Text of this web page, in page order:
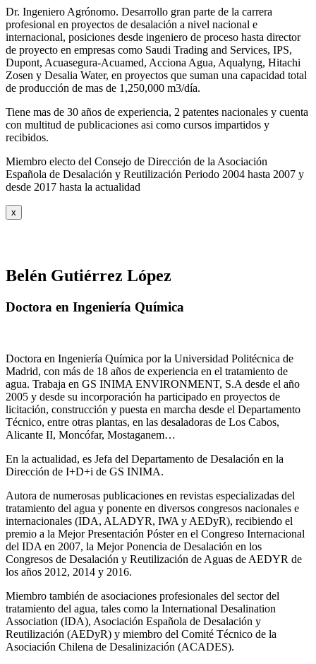
Dr. Ingeniero Agrónomo. Desarrollo gran parte de la carrera
profesional en proyectos de desalación a nivel nacional e
internacional, posiciones desde ingeniero de proceso hasta director
de proyecto en empresas como Saudi Trading and Services, IPS,
Dupont, Acuasegura-Acuamed, Acciona Agua, Aqualyng, Hitachi
Zosen y Desalia Water, en proyectos que suman una capacidad total
de producción de mas de 1,250,000 m3/día.
Tiene mas de 30 años de experiencia, 2 patentes nacionales y cuenta
con multitud de publicaciones asi como cursos impartidos y
recibidos.
Miembro electo del Consejo de Dirección de la Asociación
Española de Desalación y Reutilización Periodo 2004 hasta 2007 y
desde 2017 hasta la actualidad
x
Belén Gutiérrez López
Doctora en Ingeniería Química
Doctora en Ingeniería Química por la Universidad Politécnica de
Madrid, con más de 18 años de experiencia en el tratamiento de
agua. Trabaja en GS INIMA ENVIRONMENT, S.A desde el año
2005 y desde su incorporación ha participado en proyectos de
licitación, construcción y puesta en marcha desde el Departamento
Técnico, entre otras plantas, en las desaladoras de Los Cabos,
Alicante II, Moncófar, Mostaganem…
En la actualidad, es Jefa del Departamento de Desalación en la
Dirección de I+D+i de GS INIMA.
Autora de numerosas publicaciones en revistas especializadas del
tratamiento del agua y ponente en diversos congresos nacionales e
internacionales (IDA, ALADYR, IWA y AEDyR), recibiendo el
premio a la Mejor Presentación Póster en el Congreso Internacional
del IDA en 2007, la Mejor Ponencia de Desalación en los
Congresos de Desalación y Reutilización de Aguas de AEDYR de
los años 2012, 2014 y 2016.
Miembro también de asociaciones profesionales del sector del
tratamiento del agua, tales como la International Desalination
Association (IDA), Asociación Española de Desalación y
Reutilización (AEDyR) y miembro del Comité Técnico de la
Asociación Chilena de Desalinización (ACADES).